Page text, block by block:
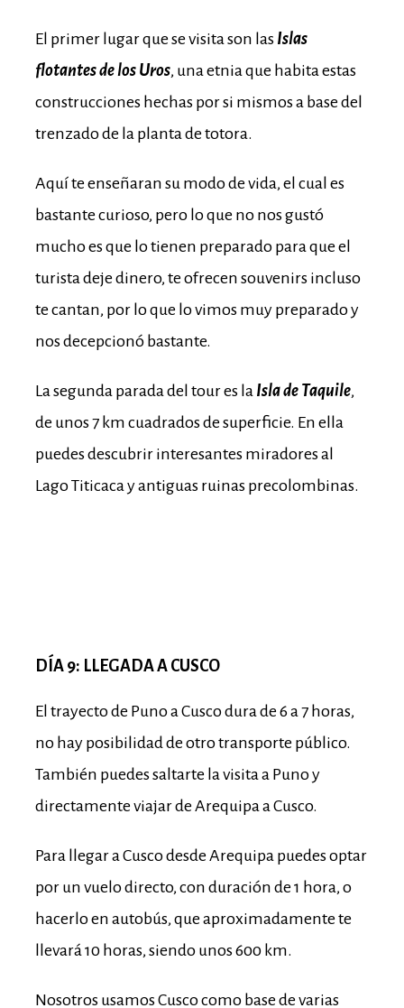
El primer lugar que se visita son las Islas
flotantes de los Uros, una etnia que habita estas
construcciones hechas por si mismos a base del
trenzado de la planta de totora.
Aquí te enseñaran su modo de vida, el cual es
bastante curioso, pero lo que no nos gustó
mucho es que lo tienen preparado para que el
turista deje dinero, te ofrecen souvenirs incluso
te cantan, por lo que lo vimos muy preparado y
nos decepcionó bastante.
La segunda parada del tour es la Isla de Taquile,
de unos 7 km cuadrados de superficie. En ella
puedes descubrir interesantes miradores al
Lago Titicaca y antiguas ruinas precolombinas.
DÍA 9: LLEGADA A CUSCO
El trayecto de Puno a Cusco dura de 6 a 7 horas,
no hay posibilidad de otro transporte público.
También puedes saltarte la visita a Puno y
directamente viajar de Arequipa a Cusco.
Para llegar a Cusco desde Arequipa puedes optar
por un vuelo directo, con duración de 1 hora, o
hacerlo en autobús, que aproximadamente te
llevará 10 horas, siendo unos 600 km.
Nosotros usamos Cusco como base de varias